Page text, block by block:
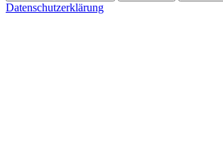
Datenschutzerklärung